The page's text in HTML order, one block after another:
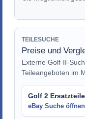
TEILESUCHE
Preise und
Externe Golf-II-
Teileangeboten im
Golf 2 Ersatzteile
eBay Suche öffnen